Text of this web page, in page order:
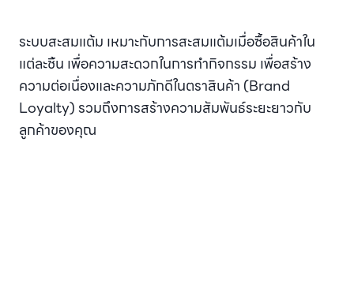
ระบบสะสมแต้ม เหมาะกับการสะสมแต้มเมื่อซื้อสินค้าใน
แต่ละชิ้น เพื่อความสะดวกในการทำกิจกรรม เพื่อสร้าง
ความต่อเนื่องและความภักดีในตราสินค้า (Brand
Loyalty) รวมถึงการสร้างความสัมพันธ์ระยะยาวกับ
ลูกค้าของคุณ